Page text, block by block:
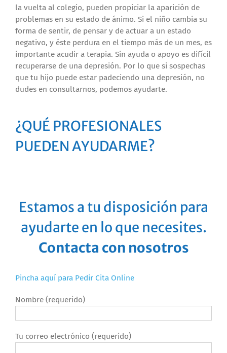
la vuelta al colegio, pueden propiciar la aparición de
problemas en su estado de ánimo. Si el niño cambia su
forma de sentir, de pensar y de actuar a un estado
negativo, y éste perdura en el tiempo más de un mes, es
importante acudir a terapia. Sin ayuda o apoyo es difícil
recuperarse de una depresión. Por lo que si sospechas
que tu hijo puede estar padeciendo una depresión, no
dudes en consultarnos, podemos ayudarte.
¿QUÉ PROFESIONALES
PUEDEN AYUDARME?
Estamos a tu disposición para
ayudarte en lo que necesites.
Contacta con nosotros
Pincha aquí para Pedir Cita Online
Nombre (requerido)
Tu correo electrónico (requerido)